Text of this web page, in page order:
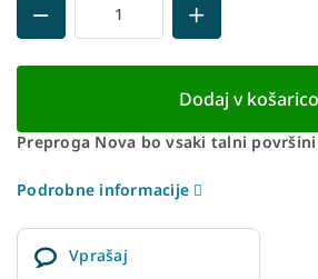
Dodaj v košarico
Preproga Nova bo vsaki talni
Podrobne informacije
Vprašaj